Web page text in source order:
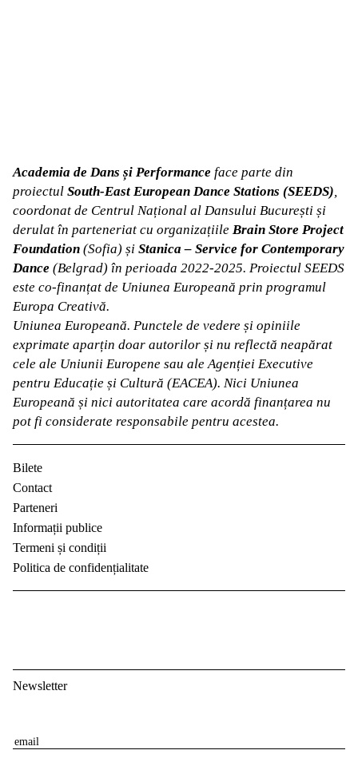
Academia de Dans și Performance face parte din
proiectul South-East European Dance Stations (SEEDS),
coordonat de Centrul Național al Dansului București și
derulat în parteneriat cu organizațiile Brain Store Project
Foundation (Sofia) și Stanica – Service for Contemporary
Dance (Belgrad) în perioada 2022-2025. Proiectul SEEDS
este co-finanțat de Uniunea Europeană prin programul
Europa Creativă.
Uniunea Europeană. Punctele de vedere și opiniile
exprimate aparțin doar autorilor și nu reflectă neapărat
cele ale Uniunii Europene sau ale Agenției Executive
pentru Educație și Cultură (EACEA). Nici Uniunea
Europeană și nici autoritatea care acordă finanțarea nu
pot fi considerate responsabile pentru acestea.
Bilete
Contact
Parteneri
Informații publice
Termeni și condiții
Politica de confidențialitate
Newsletter
E